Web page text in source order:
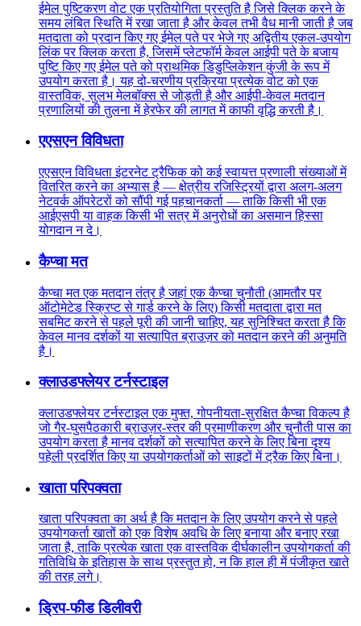
ईमेल पुष्टिकरण वोट एक प्रतियोगिता प्रस्तुति है जिसे क्लिक करने के
समय लंबित स्थिति में रखा जाता है और केवल तभी वैध मानी जाती है जब
मतदाता को प्रदान किए गए ईमेल पते पर भेजे गए अद्वितीय एकल-उपयोग
लिंक पर क्लिक करता है, जिसमें प्लेटफॉर्म केवल आईपी पते के बजाय
पुष्टि किए गए ईमेल पते को प्राथमिक डिडुप्लिकेशन कुंजी के रूप में
उपयोग करता है। यह दो-चरणीय प्रक्रिया प्रत्येक वोट को एक
वास्तविक, सुलभ मेलबॉक्स से जोड़ती है और आईपी-केवल मतदान
प्रणालियों की तुलना में हेरफेर की लागत में काफी वृद्धि करती है।
एएसएन विविधता
एएसएन विविधता इंटरनेट ट्रैफिक को कई स्वायत्त प्रणाली संख्याओं में
वितरित करने का अभ्यास है — क्षेत्रीय रजिस्ट्रियों द्वारा अलग-अलग
नेटवर्क ऑपरेटरों को सौंपी गई पहचानकर्ता — ताकि किसी भी एक
आईएसपी या वाहक किसी भी सत्र में अनुरोधों का असमान हिस्सा
योगदान न दे।
कैप्चा मत
कैप्चा मत एक मतदान तंत्र है जहां एक कैप्चा चुनौती (आमतौर पर
ऑटोमेटेड स्क्रिप्ट से गार्ड करने के लिए) किसी मतदाता द्वारा मत
सबमिट करने से पहले पूरी की जानी चाहिए, यह सुनिश्चित करता है कि
केवल मानव दर्शकों या सत्यापित ब्राउज़र को मतदान करने की अनुमति
है।
क्लाउडफ्लेयर टर्नस्टाइल
क्लाउडफ्लेयर टर्नस्टाइल एक मुफ्त, गोपनीयता-सुरक्षित कैप्चा विकल्प है
जो गैर-घुसपैठकारी ब्राउज़र-स्तर की प्रमाणीकरण और चुनौती पास का
उपयोग करता है मानव दर्शकों को सत्यापित करने के लिए बिना दृश्य
पहेली प्रदर्शित किए या उपयोगकर्ताओं को साइटों में ट्रैक किए बिना।
खाता परिपक्वता
खाता परिपक्वता का अर्थ है कि मतदान के लिए उपयोग करने से पहले
उपयोगकर्ता खातों को एक विशेष अवधि के लिए बनाया और बनाए रखा
जाता है, ताकि प्रत्येक खाता एक वास्तविक दीर्घकालीन उपयोगकर्ता की
गतिविधि के इतिहास के साथ प्रस्तुत हो, न कि हाल ही में पंजीकृत खाते
की तरह लगे।
ड्रिप-फीड डिलीवरी